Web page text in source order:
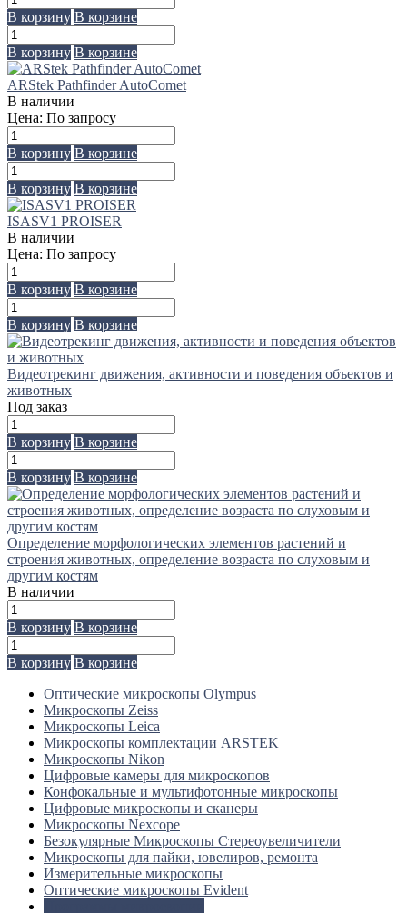
В корзину В корзине
В корзину В корзине
ARStek Pathfinder AutoComet
В наличии
Цена: По запросу
В корзину В корзине
В корзину В корзине
ISASV1 PROISER
В наличии
Цена: По запросу
В корзину В корзине
В корзину В корзине
Видеотрекинг движения, активности и поведения объектов и
животных
Под заказ
В корзину В корзине
В корзину В корзине
Определение морфологических элементов растений и
строения животных, определение возраста по слуховым и
другим костям
В наличии
В корзину В корзине
В корзину В корзине
Оптические микроскопы Olympus
Микроскопы Zeiss
Микроскопы Leica
Микроскопы комплектации ARSTEK
Микроскопы Nikon
Цифровые камеры для микроскопов
Конфокальные и мультифотонные микроскопы
Цифровые микроскопы и сканеры
Микроскопы Nexcope
Безокулярные Микроскопы Стереоувеличители
Микроскопы для пайки, ювелиров, ремонта
Измерительные микроскопы
Оптические микроскопы Evident